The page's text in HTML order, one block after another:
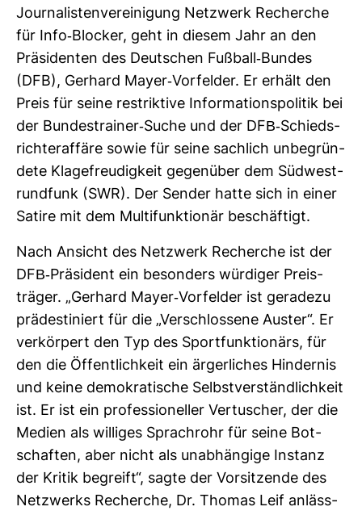
Jour­na­lis­ten­ver­ei­ni­gung Netz­werk Recherche
für Info-​Blo­cker, geht in diesem Jahr an den
Prä­si­denten des Deut­schen Fuß­ball-​Bundes
(DFB), Ger­hard Mayer-​Vor­felder. Er erhält den
Preis für seine restrik­tive Infor­ma­ti­ons­po­litik bei
der Bun­des­trainer-​Suche und der DFB-​Schieds­
rich­ter­af­färe sowie für seine sach­lich unbe­grün­
dete Kla­ge­freu­dig­keit gegen­über dem Süd­west­
rund­funk (SWR). Der Sender hatte sich in einer
Satire mit dem Mul­ti­funk­tionär beschäf­tigt.
Nach Ansicht des Netz­werk Recherche ist der
DFB-​Prä­si­dent ein beson­ders wür­diger Preis­
träger. „Ger­hard Mayer-​Vor­felder ist gera­dezu
prä­de­sti­niert für die „Ver­schlos­sene Auster“. Er
ver­kör­pert den Typ des Sport­funk­tio­närs, für
den die Öffent­lich­keit ein ärger­li­ches Hin­dernis
und keine demo­kra­ti­sche Selbst­ver­ständ­lich­keit
ist. Er ist ein pro­fes­sio­neller Ver­tu­scher, der die
Medien als wil­liges Sprach­rohr für seine Bot­
schaften, aber nicht als unab­hän­gige Instanz
der Kritik begreift“, sagte der Vor­sit­zende des
Netz­werks Recherche, Dr. Thomas Leif anläss­